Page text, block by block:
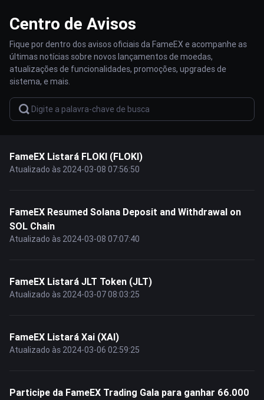
Centro de Avisos
Fique por dentro dos avisos oficiais da FameEX e acompanhe as
últimas notícias sobre novos lançamentos de moedas,
atualizações de funcionalidades, promoções, upgrades de
sistema, e mais.
FameEX Listará FLOKI (FLOKI)
Atualizado às 2024-03-08 07:56:50
FameEX Resumed Solana Deposit and Withdrawal on
SOL Chain
Atualizado às 2024-03-08 07:07:40
FameEX Listará JLT Token (JLT)
Atualizado às 2024-03-07 08:03:25
FameEX Listará Xai (XAI)
Atualizado às 2024-03-06 02:59:25
Participe da FameEX Trading Gala para ganhar 66.000